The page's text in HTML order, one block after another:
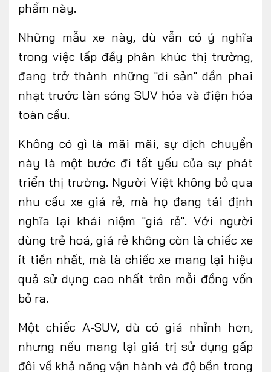
phẩm này.
Những mẫu xe này, dù vẫn có ý nghĩa
trong việc lấp đầy phân khúc thị trường,
đang trở thành những "di sản" dần phai
nhạt trước làn sóng SUV hóa và điện hóa
toàn cầu.
Không có gì là mãi mãi, sựdịch chuyển
này là một bước đi tất yếu của sự phát
triển thị trường. Người Việt không bỏ qua
nhu cầu xe giá rẻ, mà họ đang tái định
nghĩa lại khái niệm "giá rẻ". Với người
dùng trẻ hoá, giá rẻ không còn là chiếc xe
ít tiền nhất, mà là chiếc xe mang lại hiệu
quả sử dụng cao nhất trên mỗi đồng vốn
bỏ ra.
Một chiếc A-SUV, dù có giá nhỉnh hơn,
nhưng nếu mang lại giá trị sử dụng gấp
đôi về khả năng vận hành và độ bền trong